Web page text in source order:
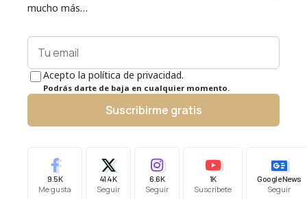
mucho más…
Acepto la política de privacidad.
Podrás darte de baja en cualquier momento.
Suscribirme gratis
9.5K
Me gusta
41.4K
Seguir
6.6K
Seguir
1K
Suscríbete
Google News
Seguir